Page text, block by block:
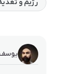
رژیم و
یوسف